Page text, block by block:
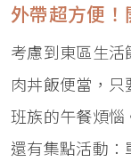
外帶超方便
考慮到東區生
肉丼飯便當，
班族的午餐煩
還有集點活動